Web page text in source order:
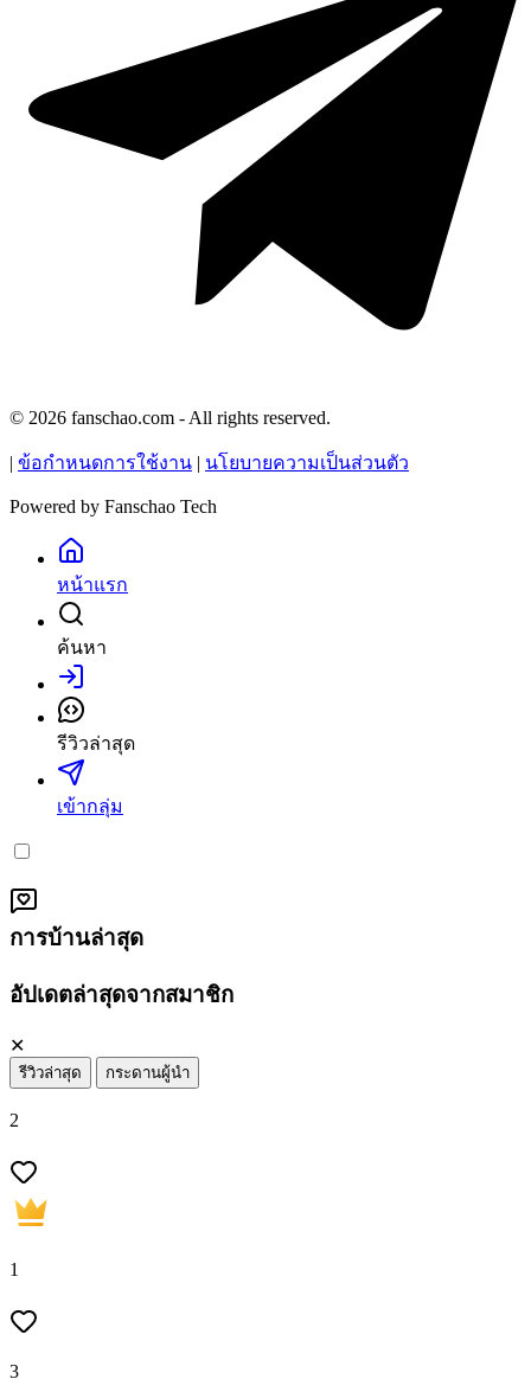
© 2026 fanschao.com - All rights reserved.
ข้อกำหนดการใช้งาน นโยบายความเป็นส่วนตัว
Powered by Fanschao Tech
หน้าแรก
ค้นหา
เข้าสู่ระบบ
รีวิวล่าสุด
เข้ากลุ่ม
การบ้านล่าสุด
อัปเดตล่าสุดจากสมาชิก
✕
รีวิวล่าสุด กระดานผู้นำ
2
1
3